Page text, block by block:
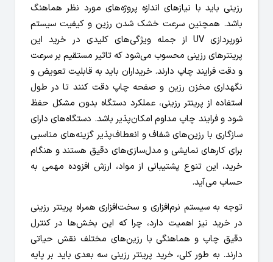
رزینی باید با نیازهای اندازه پروژه‌های مورد نظر هماهنگ
باشد. همچنین سرعت خشک شدن رزین و کیفیت سیستم
نورپردازی UV از جمله ویژگی‌های کلیدی در خرید این
پرینترهای رزینی محسوب می‌شود که تاثیر مستقیم بر سرعت
و دقت فرایند چاپ دارند. خریداران باید به قابلیت تعویض و
نگهداری مخزن رزین و صفحه چاپ دقت کنند تا در طول
استفاده از پرینتر رزینی، عملکرد دستگاه بدون مشکل حفظ
شود و فرایند چاپ مداوم امکان‌پذیر باشد. دستگاه‌های دارای
سازگاری با رزین‌های شفاف و انعطاف‌پذیر گزینه‌های مناسبی
برای کارهای نمایشی و مدل‌سازی‌های دقیق هستند و هنگام
خرید، این تنوع پشتیبانی از مواد، ارزش افزوده مهمی به
حساب می‌آید.
توجه به سیستم نرم‌افزاری و سخت‌افزاری همراه پرینتر رزینی
در خرید نیز اهمیت دارد، چرا که این بخش‌ها در کنترل
دقیق چاپ و هماهنگی با رزین‌های مختلف نقش حیاتی
دارند. به طور کلی، خرید پرینتر رزینی سه بعدی باید بر پایه